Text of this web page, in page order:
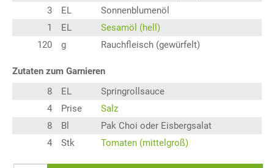
3
EL
Sonnenblumenöl
1
EL
Sesamöl (hell)
120
g Rauchfleisch (gewürfelt)
Zutaten zum Garnieren
8
EL
Springrollsauce
4
Prise
Salz
8
Bl
Pak Choi oder Eisbergsalat
4
Stk Tomaten (mittelgroß)